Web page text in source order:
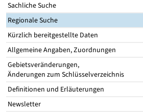
Sachliche Suche
Regionale Suche
Kürzlich bereitgestellte Daten
Allgemeine Angaben, Zuordnungen
Gebietsveränderungen,
Änderungen zum Schlüsselverzeichnis
Definitionen und Erläuterungen
Newsletter